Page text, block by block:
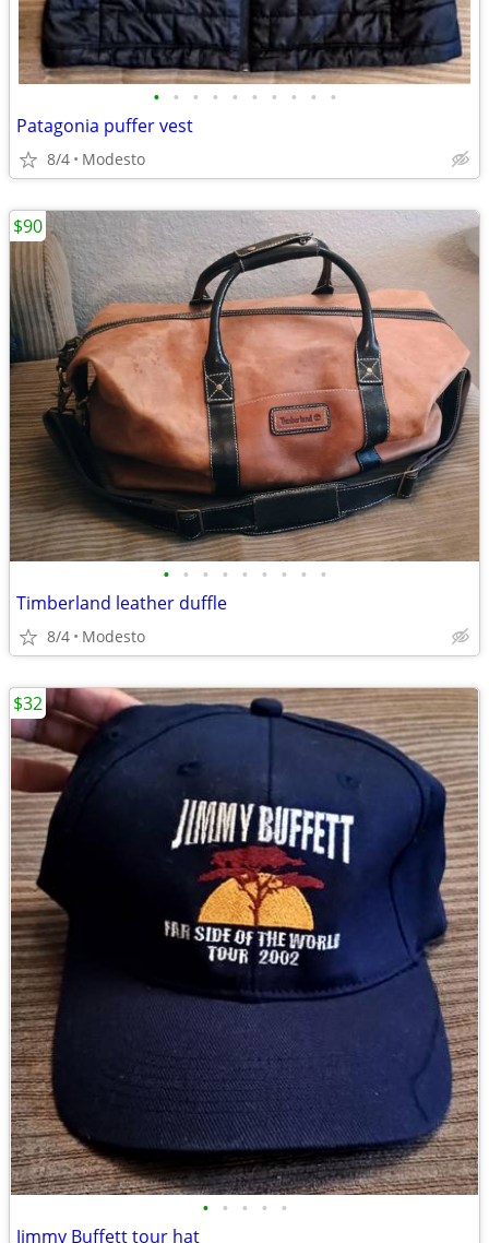
• • • • • • • • • •
Patagonia puffer vest
8/4 Modesto
• • • • • • • • •
Timberland leather duffle
8/4 Modesto
$90
• • • • •
Jimmy Buffett tour hat
$32